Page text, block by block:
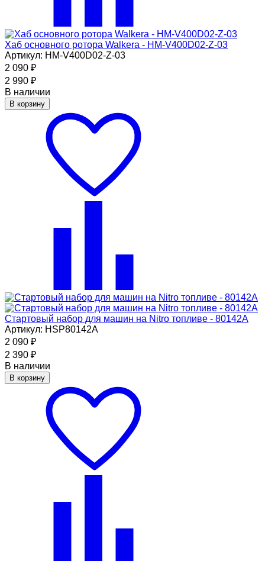
Хаб основного ротора Walkera - HM-V400D02-Z-03
Артикул: HM-V400D02-Z-03
2 090 ₽
2 990 ₽
В наличии
В корзину
Стартовый набор для машин на Nitro топливе - 80142A
Артикул: HSP80142A
2 090 ₽
2 390 ₽
В наличии
В корзину